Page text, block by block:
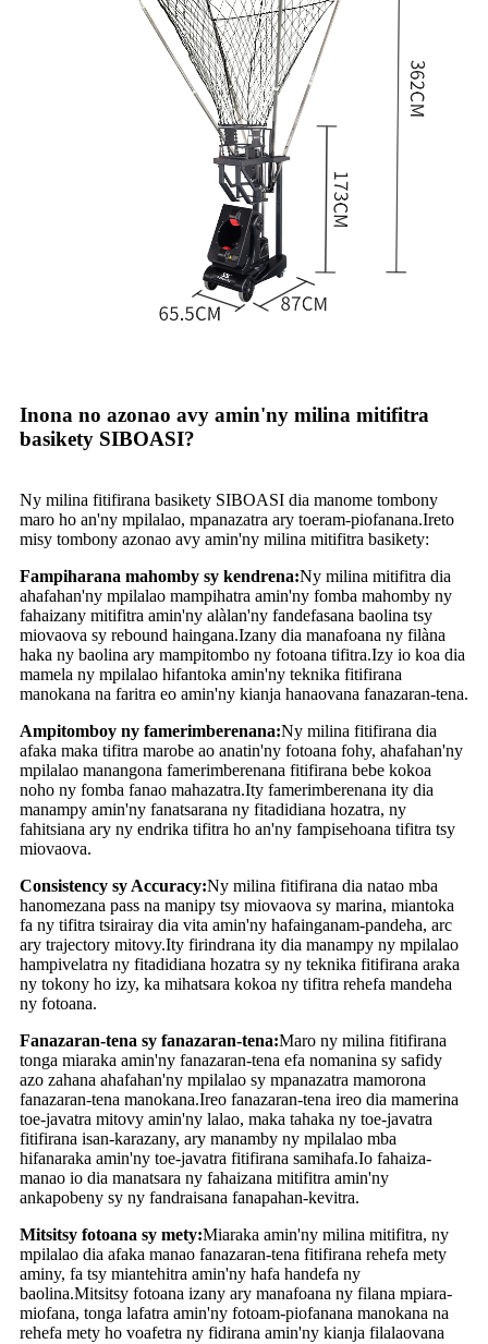
Inona no azonao avy amin'ny milina mitifitra
basikety SIBOASI?
Ny milina fitifirana basikety SIBOASI dia manome tombony
maro ho an'ny mpilalao, mpanazatra ary toeram-piofanana.Ireto
misy tombony azonao avy amin'ny milina mitifitra basikety:
Fampiharana mahomby sy kendrena:Ny milina mitifitra dia
ahafahan'ny mpilalao mampihatra amin'ny fomba mahomby ny
fahaizany mitifitra amin'ny alàlan'ny fandefasana baolina tsy
miovaova sy rebound haingana.Izany dia manafoana ny filàna
haka ny baolina ary mampitombo ny fotoana tifitra.Izy io koa dia
mamela ny mpilalao hifantoka amin'ny teknika fitifirana
manokana na faritra eo amin'ny kianja hanaovana fanazaran-tena.
Ampitomboy ny famerimberenana:Ny milina fitifirana dia
afaka maka tifitra marobe ao anatin'ny fotoana fohy, ahafahan'ny
mpilalao manangona famerimberenana fitifirana bebe kokoa
noho ny fomba fanao mahazatra.Ity famerimberenana ity dia
manampy amin'ny fanatsarana ny fitadidiana hozatra, ny
fahitsiana ary ny endrika tifitra ho an'ny fampisehoana tifitra tsy
miovaova.
Consistency sy Accuracy:Ny milina fitifirana dia natao mba
hanomezana pass na manipy tsy miovaova sy marina, miantoka
fa ny tifitra tsirairay dia vita amin'ny hafainganam-pandeha, arc
ary trajectory mitovy.Ity firindrana ity dia manampy ny mpilalao
hampivelatra ny fitadidiana hozatra sy ny teknika fitifirana araka
ny tokony ho izy, ka mihatsara kokoa ny tifitra rehefa mandeha
ny fotoana.
Fanazaran-tena sy fanazaran-tena:Maro ny milina fitifirana
tonga miaraka amin'ny fanazaran-tena efa nomanina sy safidy
azo zahana ahafahan'ny mpilalao sy mpanazatra mamorona
fanazaran-tena manokana.Ireo fanazaran-tena ireo dia mamerina
toe-javatra mitovy amin'ny lalao, maka tahaka ny toe-javatra
fitifirana isan-karazany, ary manamby ny mpilalao mba
hifanaraka amin'ny toe-javatra fitifirana samihafa.Io fahaiza-
manao io dia manatsara ny fahaizana mitifitra amin'ny
ankapobeny sy ny fandraisana fanapahan-kevitra.
Mitsitsy fotoana sy mety:Miaraka amin'ny milina mitifitra, ny
mpilalao dia afaka manao fanazaran-tena fitifirana rehefa mety
aminy, fa tsy miantehitra amin'ny hafa handefa ny
baolina.Mitsitsy fotoana izany ary manafoana ny filana mpiara-
miofana, tonga lafatra amin'ny fotoam-piofanana manokana na
rehefa mety ho voafetra ny fidirana amin'ny kianja filalaovana